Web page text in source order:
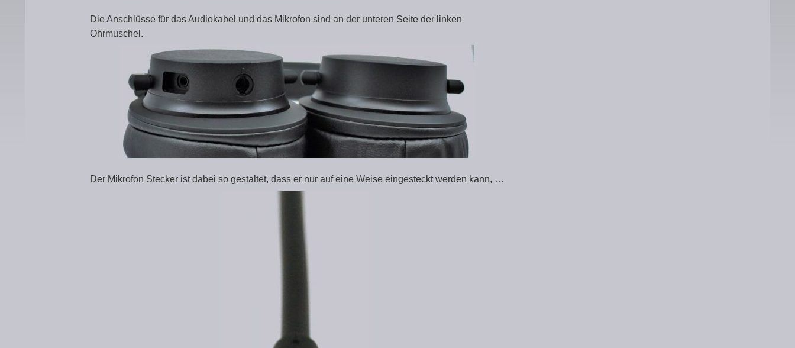
Die Anschlüsse für das Audiokabel und das Mikrofon sind an der unteren Seite der linken
Ohrmuschel.
Der Mikrofon Stecker ist dabei so gestaltet, dass er nur auf eine Weise eingesteckt werden kann, …